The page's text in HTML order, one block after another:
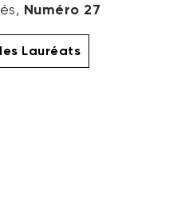
Numéro 27
Lauréats